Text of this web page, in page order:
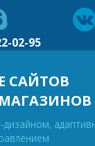
02-95
САЙТОВ